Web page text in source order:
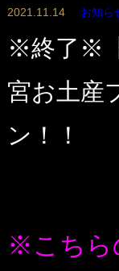
2021.11.14 お知ら
※終了※
宮お土産
ン！！
※こちら